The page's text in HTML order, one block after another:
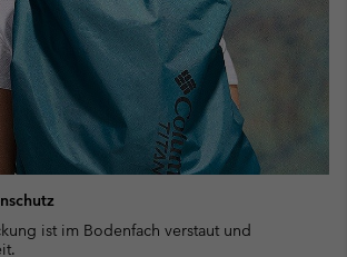
ist im Bodenfach verstaut und